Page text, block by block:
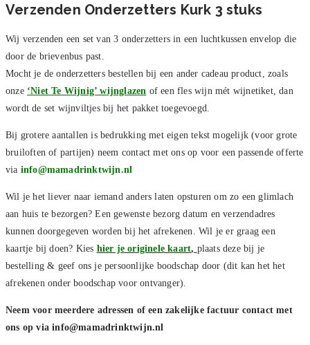
Verzenden Onderzetters Kurk 3 stuks
Wij verzenden een set van 3 onderzetters in een luchtkussen envelop die
door de brievenbus past.
Mocht je de onderzetters bestellen bij een ander cadeau product, zoals
onze ‘Niet Te Wijnig’ wijnglazen of een fles wijn mét wijnetiket, dan
wordt de set wijnviltjes bij het pakket toegevoegd.
Bij grotere aantallen is bedrukking met eigen tekst mogelijk (voor grote
bruiloften of partijen) neem contact met ons op voor een passende offerte
via info@mamadrinktwijn.nl
Wil je het liever naar iemand anders laten opsturen om zo een glimlach
aan huis te bezorgen? Een gewenste bezorg datum en verzendadres
kunnen doorgegeven worden bij het afrekenen. Wil je er graag een
kaartje bij doen? Kies hier je originele kaart, plaats deze bij je
bestelling & geef ons je persoonlijke boodschap door (dit kan het het
afrekenen onder boodschap voor ontvanger).
Neem voor meerdere adressen of een zakelijke factuur contact met
ons op viainfo@mamadrinktwijn.nl